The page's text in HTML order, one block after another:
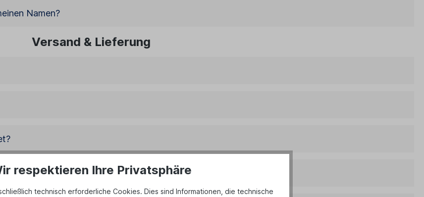
Namen?
Versand & Lieferung
zugestellt wird?
respektieren Ihre Privatsphäre
technisch erforderliche Cookies. Dies sind Informationen, die technische